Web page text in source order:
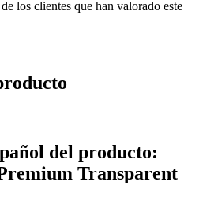
los clientes que han valorado este
del producto:
Transparent